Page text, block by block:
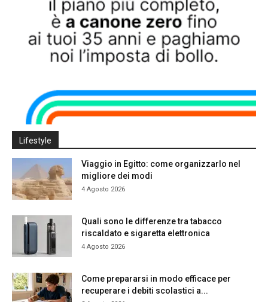
Lifestyle
Viaggio in Egitto: come organizzarlo nel
migliore dei modi
4 Agosto 2026
Quali sono le differenze tra tabacco
riscaldato e sigaretta elettronica
4 Agosto 2026
Come prepararsi in modo efficace per
recuperare i debiti scolastici a...